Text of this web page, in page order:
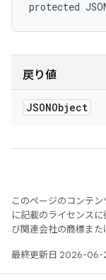
protected
戻り値
JSONObject
このページのコンテン
に記載のライセンス
び関連会社の商標また
最終更新日 2026-06-